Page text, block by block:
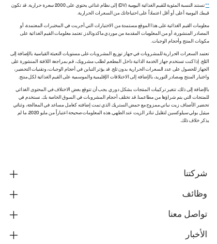
**
تستند النسبة المئوية للقيم الغذائية اليومية (DV) إلى نظام غذائي يحتوي على 2000 سعرة حرارية. قد تكون
قيمك اليومية أعلى أو أقل اعتماداً على احتياجاتك من السعرات الحرارية.
معلومات القيم الغذائية على هذا الموقع مستمدة من الاختبارات التي أجريت في المختبرات المعتمدة، أو
المصادر المنشورة، أو من المعلومات المقدمة من موردي ماكدونالدز. تعتمد معلومات القيم الغذائية على
مكونات المنتج وأحجام الوجبات.
تعتمد السعرات الحرارية للمشروبات في جهاز توزيع المشروبات على مستويات التعبئة القياسية بالإضافة إلى
الثلج. إذا كنت تستخدم جهاز الخدمة الذاتية داخل المطعم لطلب مشروبك، قم بمراجعة اللافتة المنشورة على
الجهاز للحصول على عدد السعرات الحرارية بدون ثلج. قد يؤثر التباين في أحجام الوجبات، وتقنيات التحضير،
واختبار المنتج ومصادر التوريد، بالإضافة إلى الاختلافات الإقليمية والموسمية على القيم الغذائية لكل منتج.
بالإضافة إلى ذلك، تتغير تركيبات المنتجات بشكل دوري. يجب أن تتوقع بعض الاختلاف في المحتوى الغذائي
للمنتجات التي يتم شراؤها من مطاعمنا. قد تختلف أحجام المشروبات في السوق الخاصة بك. نستخدم في
تحضير الأصناف زيت نباتي ممزوج مع حمض الستريك الذي تمت إضافته كعامل مساعد في المعالجة، وثنائي
ميثيل بولي سيلوكسين لتقليل تناثر الزيت عند الطهي. هذه المعلومات صحيحة اعتباراً من مايو 2020، ما لم
يذكر خلاف ذلك.
شركتنا
وظائف
تواصل معنا
الأخبار